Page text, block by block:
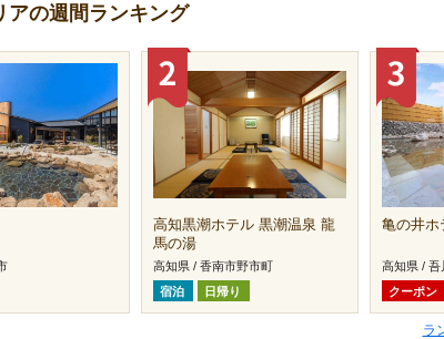
アの週間ランキング
高知黒潮ホテル 黒潮温泉 龍
馬の湯
高知県 / 香南市野市町
宿泊
日帰り
亀の井ホ
高知県 / 吾
クーポン
ラ